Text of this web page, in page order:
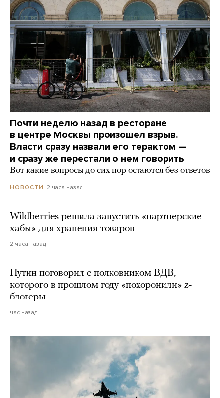
Почти неделю назад в ресторане
в центре Москвы произошел взрыв.
Власти сразу назвали его терактом —
и сразу же перестали о нем говорить
Вот какие вопросы до сих пор остаются без ответов
НОВОСТИ 2 часа назад
Wildberries решила запустить «партнерские
хабы» для хранения товаров
2 часа назад
Путин поговорил с полковником ВДВ,
которого в прошлом году «похоронили» z-
блогеры
час назад